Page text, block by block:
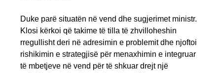
Duke parë situatën në vend dhe sugjerimet ministr.
Klosi kërkoi që takime të tilla të zhvilloheshin
rregullisht deri në adresimin e problemit dhe njoftoi
rishikimin e strategjisë për menaxhimin e integruar
të mbetjeve në vend për të shkuar drejt një